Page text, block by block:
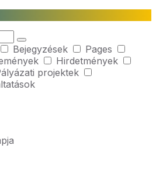
Bejegyzések
Pages
Hirdetmények
projektek